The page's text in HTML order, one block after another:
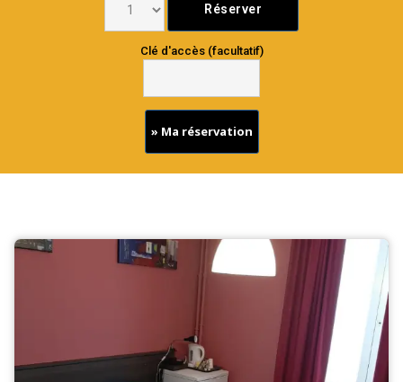
Clé d'accès (facultatif)
» Ma réservation